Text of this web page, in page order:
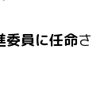
委員に任命さ